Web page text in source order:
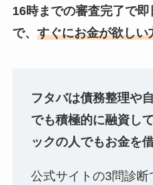
16時までの審査完了で
で、 すぐにお金が欲し
フタバは債務整理や
でも積極的に融資し
ックの人でもお金を
公式サイトの3問診断